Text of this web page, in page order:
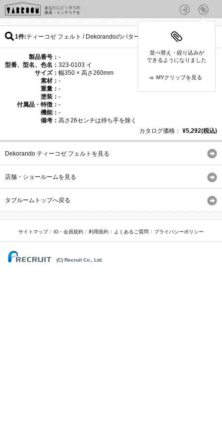
あなたにピッタリの
家具・インテリアを
並べ替え・絞り込みが
できるようになりました
MYクリップを見る
1件 ティーコゼ フェルト / Dekorandoのパターン
製品番号： -
型番、型名、色名： 323-0103 イ
サイズ： 幅350 × 高さ260mm
素材： -
重量： -
塗装： -
付属品・特徴： -
機能： -
備考： 高さ26センチは持ち手を除く
カタログ価格： ¥5,292(税込)
Dekorando ティーコゼ フェルトを見る
店舗・ショールームを見る
タブルームトップへ戻る
サイトマップ ID・会員規約 利用規約 よくあるご質問 プライバシーポリシー
(C) Recruit Co., Ltd.